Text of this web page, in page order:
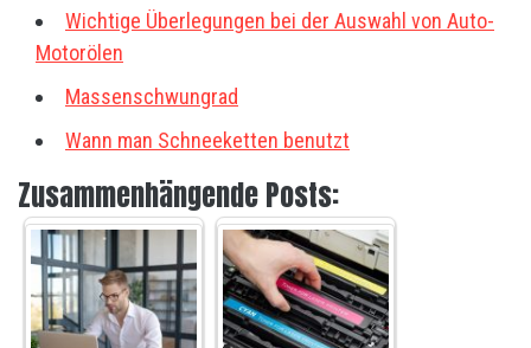
Wichtige Überlegungen bei der Auswahl von Auto-
Motorölen
Massenschwungrad
Wann man Schneeketten benutzt
Zusammenhängende Posts: